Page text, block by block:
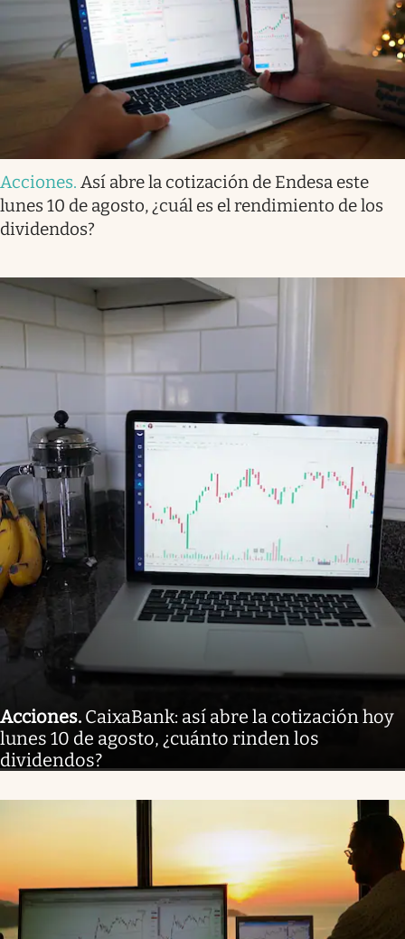
Acciones. Así abre la cotización de Endesa este
lunes 10 de agosto, ¿cuál es el rendimiento de los
dividendos?
Acciones. CaixaBank: así abre la cotización hoy
lunes 10 de agosto, ¿cuánto rinden los
dividendos?